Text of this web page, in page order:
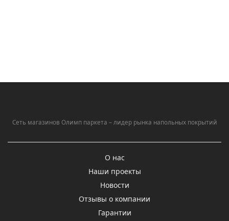
Сеть магазинов Олимп паркета – лидер рынка напольных покрытий
О нас
Наши проекты
Новости
Отзывы о компании
Гарантии